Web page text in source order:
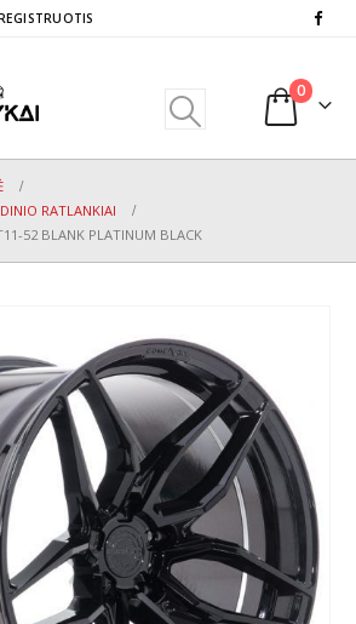
0
RATLANKIAI
52 BLANK PLATINUM BLACK